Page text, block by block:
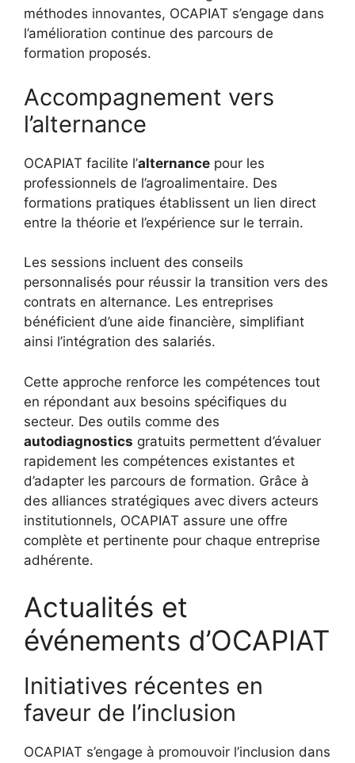
méthodes innovantes, OCAPIAT s’engage dans
l’amélioration continue des parcours de
formation proposés.
Accompagnement vers
l’alternance
OCAPIAT facilite l’alternance pour les
professionnels de l’agroalimentaire. Des
formations pratiques établissent un lien direct
entre la théorie et l’expérience sur le terrain.
Les sessions incluent des conseils
personnalisés pour réussir la transition vers des
contrats en alternance. Les entreprises
bénéficient d’une aide financière, simplifiant
ainsi l’intégration des salariés.
Cette approche renforce les compétences tout
en répondant aux besoins spécifiques du
secteur. Des outils comme des
autodiagnostics gratuits permettent d’évaluer
rapidement les compétences existantes et
d’adapter les parcours de formation. Grâce à
des alliances stratégiques avec divers acteurs
institutionnels, OCAPIAT assure une offre
complète et pertinente pour chaque entreprise
adhérente.
Actualités et
événements d’OCAPIAT
Initiatives récentes en
faveur de l’inclusion
OCAPIAT s’engage à promouvoir l’inclusion dans